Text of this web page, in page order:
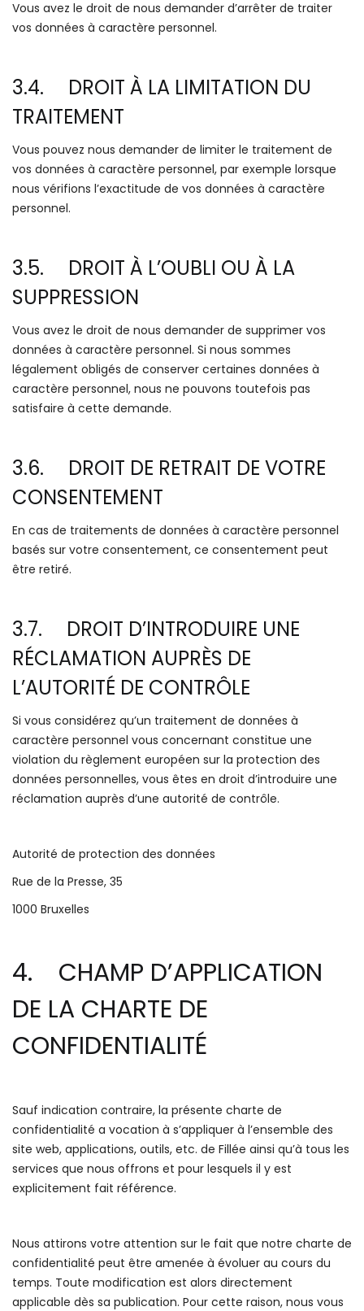
Vous avez le droit de nous demander d’arrêter de traiter
vos données à caractère personnel.
3.4. DROIT À LA LIMITATION DU
TRAITEMENT
Vous pouvez nous demander de limiter le traitement de
vos données à caractère personnel, par exemple lorsque
nous vérifions l’exactitude de vos données à caractère
personnel.
3.5. DROIT À L’OUBLI OU À LA
SUPPRESSION
Vous avez le droit de nous demander de supprimer vos
données à caractère personnel. Si nous sommes
légalement obligés de conserver certaines données à
caractère personnel, nous ne pouvons toutefois pas
satisfaire à cette demande.
3.6. DROIT DE RETRAIT DE VOTRE
CONSENTEMENT
En cas de traitements de données à caractère personnel
basés sur votre consentement, ce consentement peut
être retiré.
3.7. DROIT D’INTRODUIRE UNE
RÉCLAMATION AUPRÈS DE
L’AUTORITÉ DE CONTRÔLE
Si vous considérez qu’un traitement de données à
caractère personnel vous concernant constitue une
violation du règlement européen sur la protection des
données personnelles, vous êtes en droit d’introduire une
réclamation auprès d’une autorité de contrôle.
Autorité de protection des données
Rue de la Presse, 35
1000 Bruxelles
4. CHAMP D’APPLICATION
DE LA CHARTE DE
CONFIDENTIALITÉ
Sauf indication contraire, la présente charte de
confidentialité a vocation à s’appliquer à l’ensemble des
site web, applications, outils, etc. de Fillée ainsi qu’à tous les
services que nous offrons et pour lesquels il y est
explicitement fait référence.
Nous attirons votre attention sur le fait que notre charte de
confidentialité peut être amenée à évoluer au cours du
temps. Toute modification est alors directement
applicable dès sa publication. Pour cette raison, nous vous